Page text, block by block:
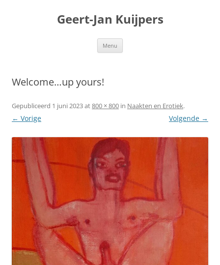
Geert-Jan Kuijpers
Menu
Welcome…up yours!
Gepubliceerd 1 juni 2023at800 × 800 in Naakten en Erotiek.
← Vorige Volgende →